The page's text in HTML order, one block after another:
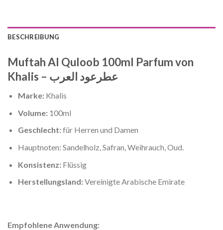
BESCHREIBUNG
Muftah Al Quloob 100ml Parfum von
Khalis – عطرعود العرب
Marke: Khalis
Volume: 100ml
Geschlecht:für Herren und Damen
Hauptnoten: Sandelholz, Safran, Weihrauch, Oud.
Konsistenz: Flüssig
Herstellungsland:Vereinigte Arabische Emirate
Empfohlene Anwendung: